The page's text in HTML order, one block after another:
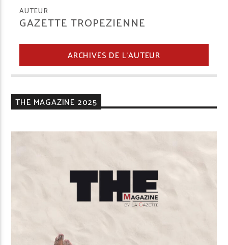
AUTEUR
GAZETTE TROPEZIENNE
ARCHIVES DE L'AUTEUR
THE MAGAZINE 2025